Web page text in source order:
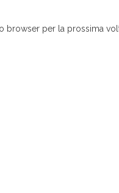
browser per la prossima